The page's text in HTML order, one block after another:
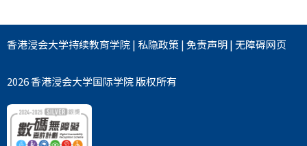
香港浸会大学持续教育学院| 私隐政策|免责声明|无障碍网页
2026 香港浸会大学国际学院 版权所有